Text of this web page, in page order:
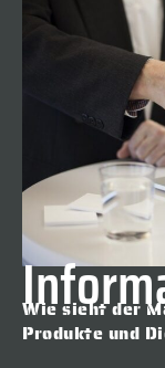
Wie sieht der
Produkte und